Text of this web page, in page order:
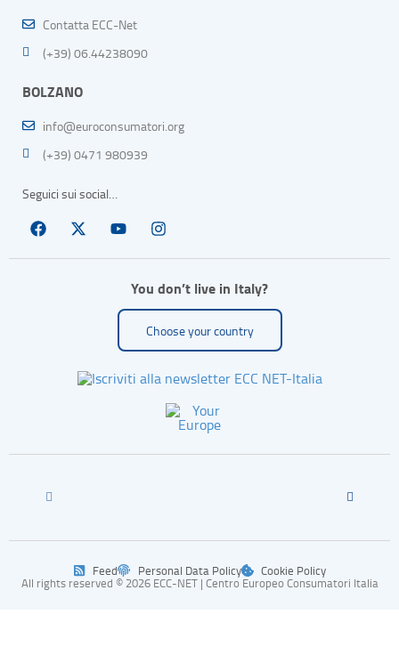
Contatta ECC-Net
(+39) 06.44238090
BOLZANO
info@euroconsumatori.org
(+39) 0471 980939
Seguici sui social…
You don’t live in Italy?
Choose your country
All rights reserved © 2026 ECC-NET | Centro Europeo Consumatori Italia
Feed Personal Data Policy Cookie Policy